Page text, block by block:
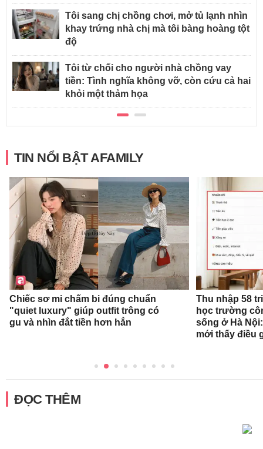
Tôi sang chị chồng chơi, mở tủ lạnh nhìn
khay trứng nhà chị mà tôi bàng hoàng tột
độ
Tôi từ chối cho người nhà chồng vay
tiền: Tình nghĩa không vỡ, còn cứu cả hai
khỏi một thảm họa
TIN NỔI BẬT AFAMILY
Chiếc sơ mi chấm bi đúng chuẩn
"quiet luxury" giúp outfit trông có
gu và nhìn đắt tiền hơn hẳn
Thu nhập 58
học trường
sống ở Hà
mới thấy điều
ĐỌC THÊM